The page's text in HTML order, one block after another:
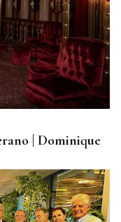
a riada
| Dominique